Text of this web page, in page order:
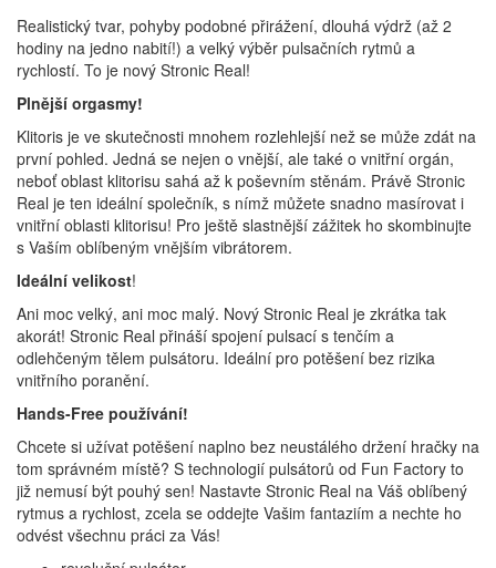
Realistický tvar, pohyby podobné přirážení, dlouhá výdrž (až 2
hodiny na jedno nabití!) a velký výběr pulsačních rytmů a
rychlostí. To je nový Stronic Real!
Plnější orgasmy!
Klitoris je ve skutečnosti mnohem rozlehlejší než se může zdát na
první pohled. Jedná se nejen o vnější, ale také o vnitřní orgán,
neboť oblast klitorisu sahá až k poševním stěnám. Právě Stronic
Real je ten ideální společník, s nímž můžete snadno masírovat i
vnitřní oblasti klitorisu! Pro ještě slastnější zážitek ho skombinujte
s Vaším oblíbeným vnějším vibrátorem.
Ideální velikost!
Ani moc velký, ani moc malý. Nový Stronic Real je zkrátka tak
akorát! Stronic Real přináší spojení pulsací s tenčím a
odlehčeným tělem pulsátoru. Ideální pro potěšení bez rizika
vnitřního poranění.
Hands-Free používání!
Chcete si užívat potěšení naplno bez neustálého držení hračky na
tom správném místě? S technologií pulsátorů od Fun Factory to
již nemusí být pouhý sen! Nastavte Stronic Real na Váš oblíbený
rytmus a rychlost, zcela se oddejte Vašim fantaziím a nechte ho
odvést všechnu práci za Vás!